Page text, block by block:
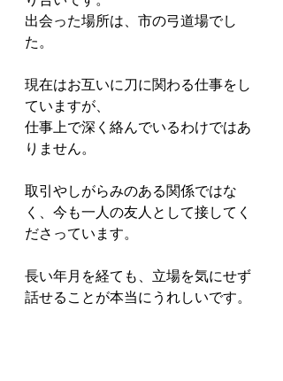
出会った場所は、市の弓道場でし
た。
現在はお互いに刀に関わる仕事をし
ていますが、
仕事上で深く絡んでいるわけではあ
りません。
取引やしがらみのある関係ではな
く、今も一人の友人として接してく
ださっています。
長い年月を経ても、立場を気にせず
話せることが本当にうれしいです。